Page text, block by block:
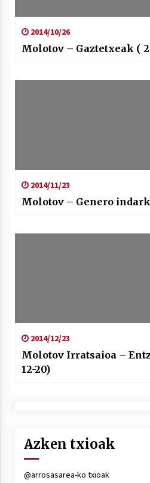
2014/10/26
Molotov – Gaztetxeak (
2014/11/23
Molotov – Genero
2014/12/23
Molotov Irratsaioa –
12-20)
Azken txioak
@arrosasarea-ko txioak